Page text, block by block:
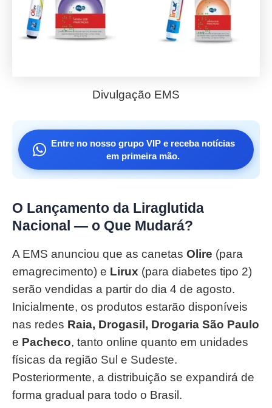
Divulgação EMS
Entre no nosso grupo VIP e receba notícias
em primeira mão.
O Lançamento da Liraglutida
Nacional — o Que Mudará?
A EMS anunciou que as canetas Olire (para
emagrecimento) e Lirux (para diabetes tipo 2)
serão vendidas a partir do dia 4 de agosto.
Inicialmente, os produtos estarão disponíveis
nas redes Raia, Drogasil, Drogaria São Paulo
e Pacheco, tanto online quanto em unidades
físicas da região Sul e Sudeste.
Posteriormente, a distribuição se expandirá de
forma gradual para todo o Brasil.